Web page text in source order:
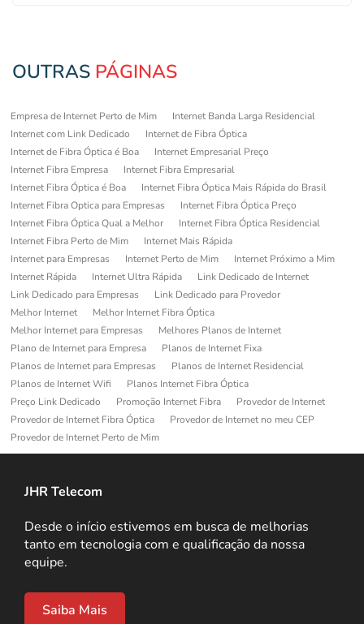
OUTRAS PÁGINAS
Empresa de Internet Perto de Mim
Internet Banda Larga Residencial
Internet com Link Dedicado
Internet de Fibra Óptica
Internet de Fibra Óptica é Boa
Internet Empresarial Preço
Internet Fibra Empresa
Internet Fibra Empresarial
Internet Fibra Óptica é Boa
Internet Fibra Óptica Mais Rápida do Brasil
Internet Fibra Optica para Empresas
Internet Fibra Óptica Preço
Internet Fibra Óptica Qual a Melhor
Internet Fibra Óptica Residencial
Internet Fibra Perto de Mim
Internet Mais Rápida
Internet para Empresas
Internet Perto de Mim
Internet Próximo a Mim
Internet Rápida
Internet Ultra Rápida
Link Dedicado de Internet
Link Dedicado para Empresas
Link Dedicado para Provedor
Melhor Internet
Melhor Internet Fibra Óptica
Melhor Internet para Empresas
Melhores Planos de Internet
Plano de Internet para Empresa
Planos de Internet Fixa
Planos de Internet para Empresas
Planos de Internet Residencial
Planos de Internet Wifi
Planos Internet Fibra Óptica
Preço Link Dedicado
Promoção Internet Fibra
Provedor de Internet
Provedor de Internet Fibra Óptica
Provedor de Internet no meu CEP
Provedor de Internet Perto de Mim
JHR Telecom
Desde o início estivemos em busca de melhorias
tanto em tecnologia com e qualificação da nossa
equipe.
Saiba Mais